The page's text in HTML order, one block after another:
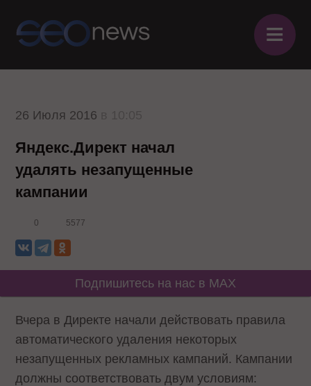
≡
26 Июля 2016
Яндекс.Директ начал
удалять незапущенные
кампании
0 5577
Подпишитесь на нас в MAX
Вчера в Директе начали действовать правила
автоматического удаления некоторых
незапущенных рекламных кампаний. Кампании
должны соответствовать двум условиям: